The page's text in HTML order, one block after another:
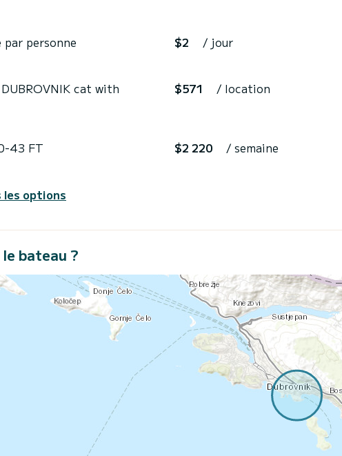
personne $2 / jour
DUBROVNIK cat with $571 / location
43 FT $2 220 / semaine
options
bateau ?